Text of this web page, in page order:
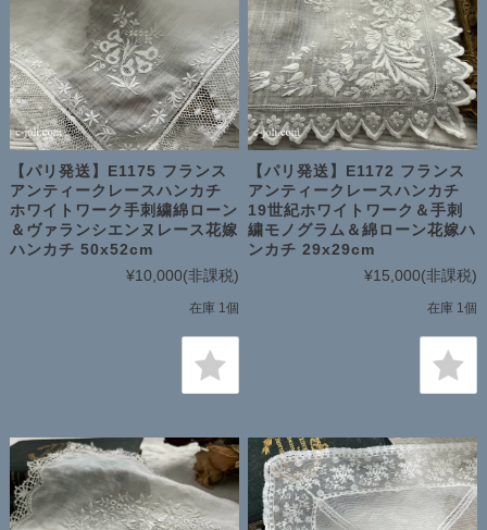
【パリ発送】E1175 フランス
アンティークレースハンカチ
ホワイトワーク手刺繍綿ローン
＆ヴァランシエンヌレース花嫁
ハンカチ 50x52cm
¥10,000(非課税)
在庫 1個
【パリ発送】E1172 フランス
アンティークレースハンカチ
19世紀ホワイトワーク＆手刺
繍モノグラム＆綿ローン花嫁ハ
ンカチ 29x29cm
¥15,000(非課税)
在庫 1個